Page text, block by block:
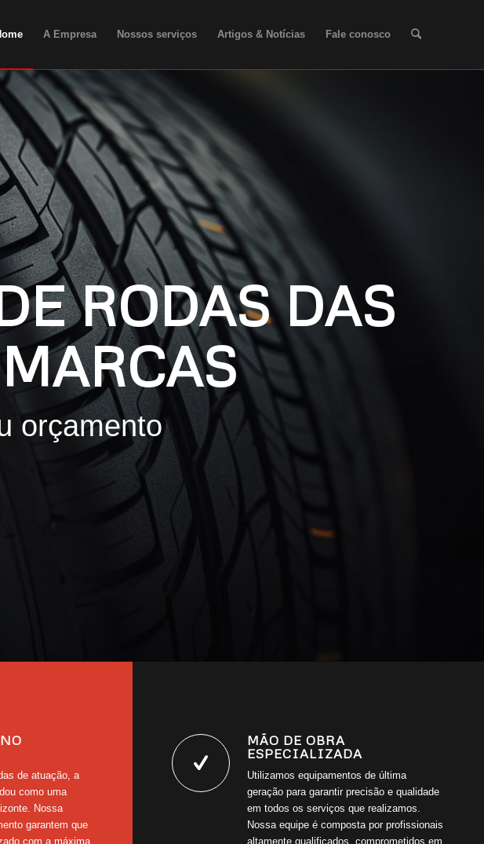
A Empresa Nossos serviços Artigos & Notícias Fale conosco
RODAS DAS
orçamento
de atuação, a
como uma
Nossa
garantem que
com a máxima
MÃO DE OBRA
ESPECIALIZADA
Utilizamos equipamentos de última
geração para garantir precisão e qualidade
em todos os serviços que realizamos.
Nossa equipe é composta por profissionais
altamente qualificados, comprometidos em